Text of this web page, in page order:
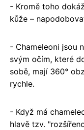
- Kromě toho
kůže –
- Chameleoni jsou
svým očím, které
sobě, mají 360°
rychle.
- Když má
hlavě tzv.